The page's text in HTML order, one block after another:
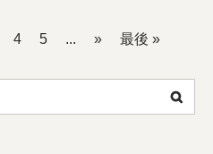
4 5 ... » 最後 »